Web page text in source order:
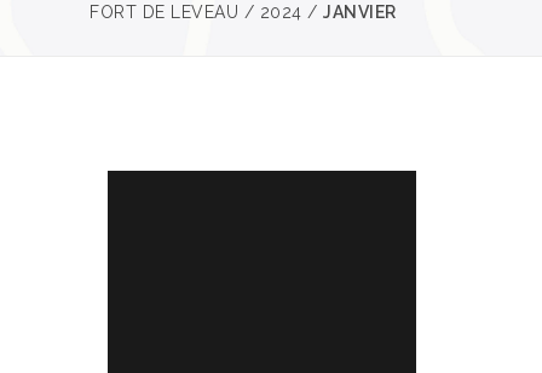
FORT DE LEVEAU / 2024 / JANVIER